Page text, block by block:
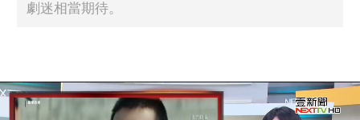
劇迷相當期待。